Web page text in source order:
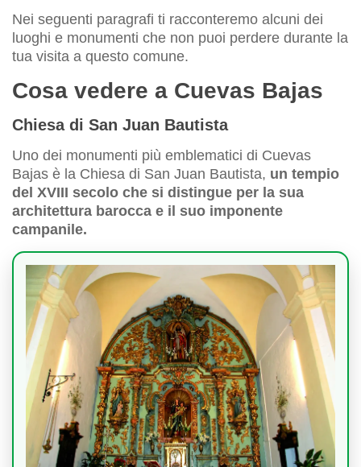
Nei seguenti paragrafi ti racconteremo alcuni dei
luoghi e monumenti che non puoi perdere durante la
tua visita a questo comune.
Cosa vedere a Cuevas Bajas
Chiesa di San Juan Bautista
Uno dei monumenti più emblematici di Cuevas
Bajas è la Chiesa di San Juan Bautista, un tempio
del XVIII secolo che si distingue per la sua
architettura barocca e il suo imponente
campanile.